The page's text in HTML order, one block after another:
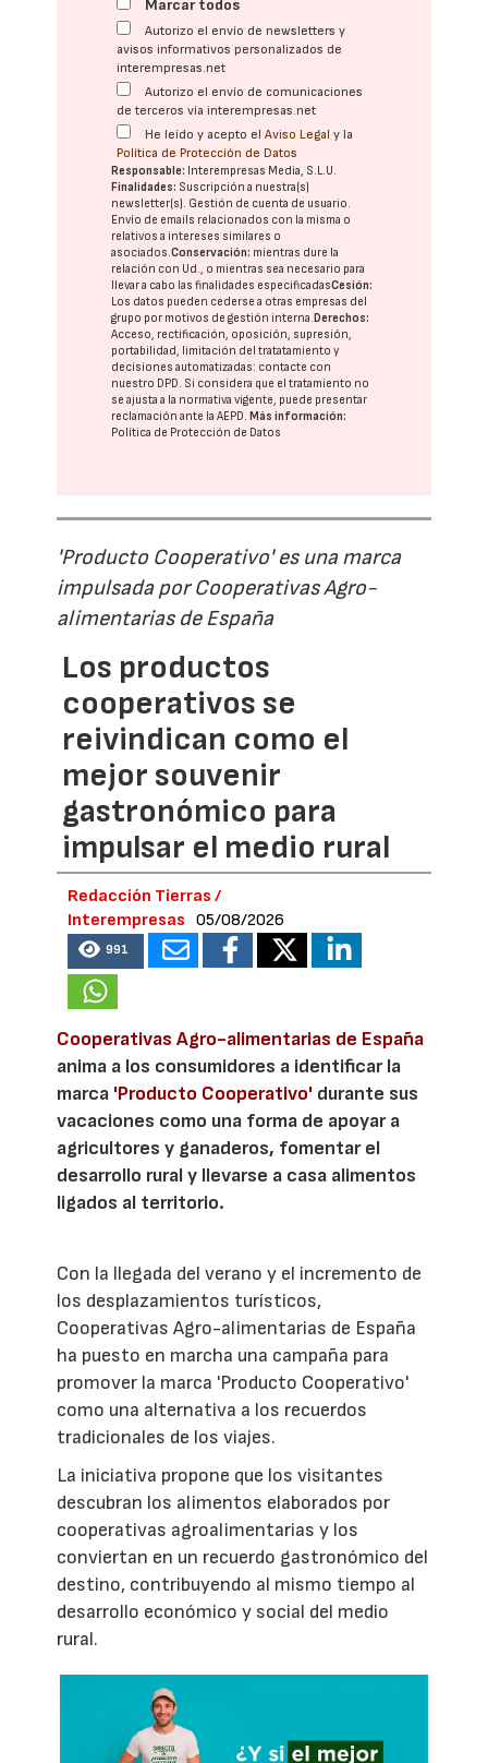
Marcar todos
Autorizo el envío de newsletters y
avisos informativos personalizados de
interempresas.net
Autorizo el envío de comunicaciones
de terceros vía interempresas.net
He leído y acepto elAviso Legal y la
Política de Protección de Datos
Responsable: Interempresas Media, S.L.U.
Finalidades: Suscripción a nuestra(s)
newsletter(s). Gestión de cuenta de usuario.
Envío de emails relacionados con la misma o
relativos a intereses similares o
asociados.Conservación: mientras dure la
relación con Ud., o mientras sea necesario para
llevar a cabo las finalidades especificadasCesión:
Los datos pueden cederse a otras empresas del
grupo por motivos de gestión interna.Derechos:
Acceso, rectificación, oposición, supresión,
portabilidad, limitación del tratatamiento y
decisiones automatizadas: contacte con
nuestro DPD. Si considera que el tratamiento no
se ajusta a la normativa vigente, puede presentar
reclamación ante laAEPD.Más información:
Política de Protección de Datos
'Producto Cooperativo' es una marca
impulsada por Cooperativas Agro-
alimentarias de España
Los productos
cooperativos se
reivindican como el
mejor souvenir
gastronómico para
impulsar el medio rural
Redacción Tierras /
Interempresas
05/08/2026
991
Cooperativas Agro-alimentarias de España
anima a los consumidores a identificar la
marca 'Producto Cooperativo' durante sus
vacaciones como una forma de apoyar a
agricultores y ganaderos, fomentar el
desarrollo rural y llevarse a casa alimentos
ligados al territorio.
Con la llegada del verano y el incremento de
los desplazamientos turísticos,
Cooperativas Agro-alimentarias de España
ha puesto en marcha una campaña para
promover la marca 'Producto Cooperativo'
como una alternativa a los recuerdos
tradicionales de los viajes.
La iniciativa propone que los visitantes
descubran los alimentos elaborados por
cooperativas agroalimentarias y los
conviertan en un recuerdo gastronómico del
destino, contribuyendo al mismo tiempo al
desarrollo económico y social del medio
rural.